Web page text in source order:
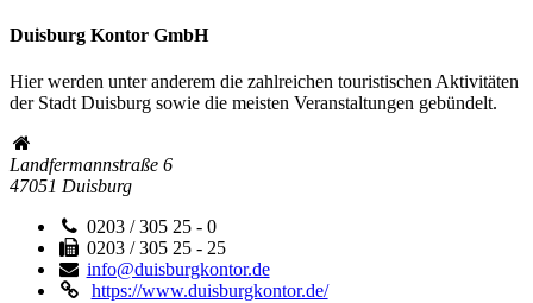
Duisburg Kontor GmbH
Hier werden unter anderem die zahlreichen touristischen Aktivitäten
der Stadt Duisburg sowie die meisten Veranstaltungen gebündelt.
Landfermannstraße 6
47051 Duisburg
0203 / 305 25 - 0
0203 / 305 25 - 25
info@duisburgkontor.de
https://www.duisburgkontor.de/